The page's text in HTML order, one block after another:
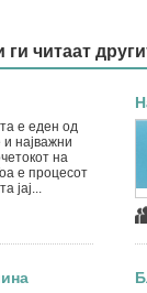
читаат
е еден од
и најважни
на
е процесот
јај...